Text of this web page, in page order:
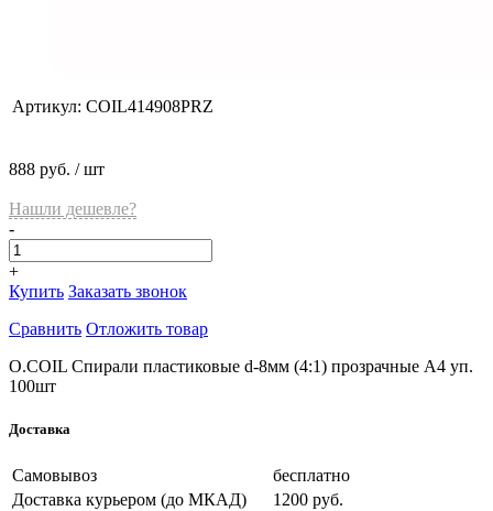
Артикул: COIL414908PRZ
888 руб. / шт
Нашли дешевле?
-
+
Купить Заказать звонок
Сравнить Отложить товар
O.COIL Спирали пластиковые d-8мм (4:1) прозрачные А4 уп.
100шт
Доставка
Самовывоз
бесплатно
Доставка курьером (до МКАД)
1200 руб.